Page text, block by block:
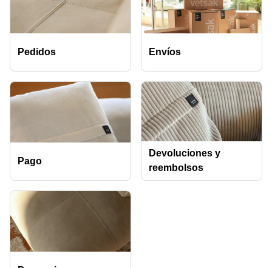
Pedidos Envíos
Pago
Devoluciones y
reembolsos